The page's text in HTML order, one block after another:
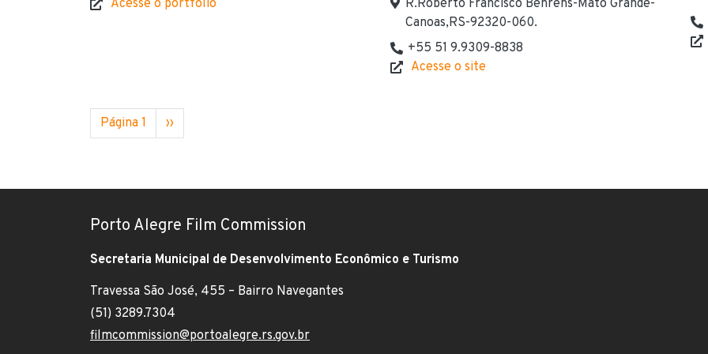
Website
Acesse o portfólio
R.Roberto Francisco Behrens-Mato Grande-
Canoas,RS-92320-060.
Telefone(s) de contato
+55 51 9.9309-8838
Website
Acesse o site
Paginação
Página 1 Próxima página
››
Porto Alegre Film Commission
Secretaria Municipal de Desenvolvimento Econômico e Turismo
Endereço:
Travessa São José, 455 – Bairro Navegantes
Telefone:
(51) 3289.7304
E-mail:
filmcommission@portoalegre.rs.gov.br